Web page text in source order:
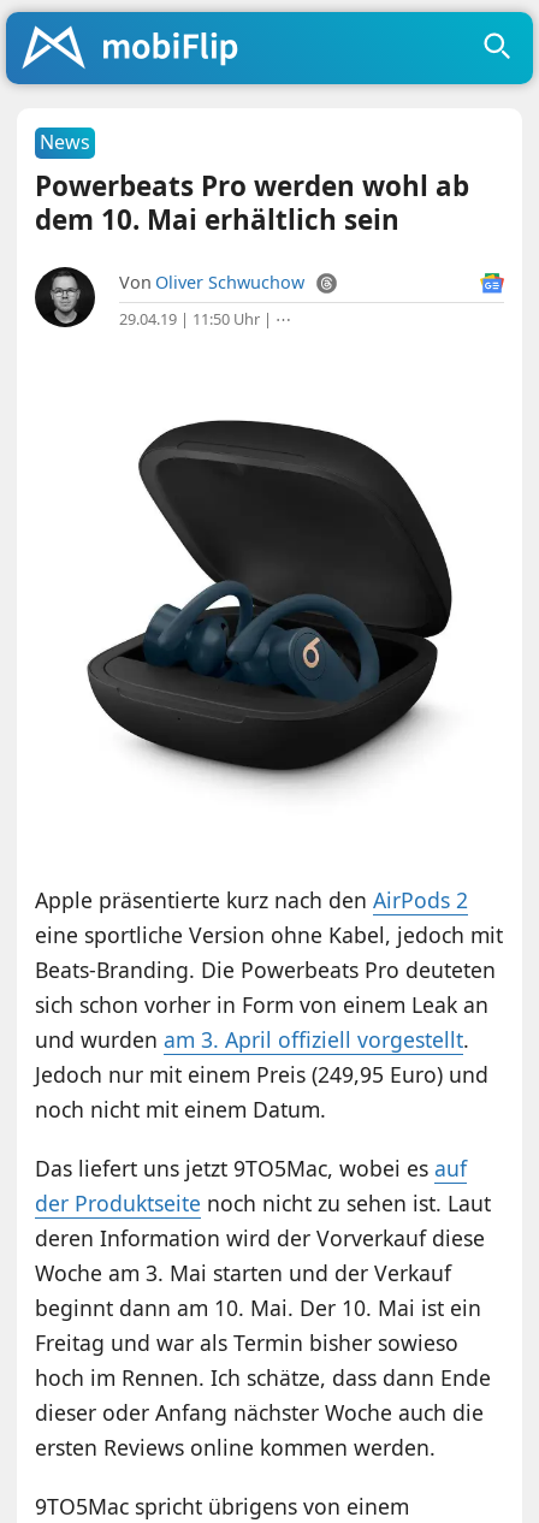
News
Powerbeats Pro werden wohl ab
dem 10. Mai erhältlich sein
Von Oliver Schwuchow
29.04.19 | 11:50 Uhr | ⋯
Apple präsentierte kurz nach denAirPods 2
eine sportliche Version ohne Kabel, jedoch mit
Beats-Branding. Die Powerbeats Pro deuteten
sich schon vorher in Form von einem Leak an
und wurdenam 3. April offiziell vorgestellt.
Jedoch nur mit einem Preis (249,95 Euro) und
noch nicht mit einem Datum.
Das liefert uns jetzt 9TO5Mac, wobei esauf
der Produktseite noch nicht zu sehen ist. Laut
deren Information wird der Vorverkauf diese
Woche am 3. Mai starten und der Verkauf
beginnt dann am 10. Mai. Der 10. Mai ist ein
Freitag und war als Termin bisher sowieso
hoch im Rennen. Ich schätze, dass dann Ende
dieser oder Anfang nächster Woche auch die
ersten Reviews online kommen werden.
9TO5Mac spricht übrigens von einem